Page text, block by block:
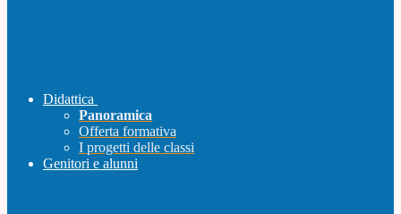
Didattica
Panoramica
Offerta formativa
I progetti delle classi
Genitori e alunni